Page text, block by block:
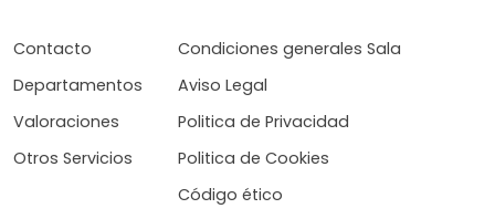
Contacto
Departamentos
Valoraciones
Otros Servicios
Condiciones generales Sala
Aviso Legal
Politica de Privacidad
Politica de Cookies
Código ético